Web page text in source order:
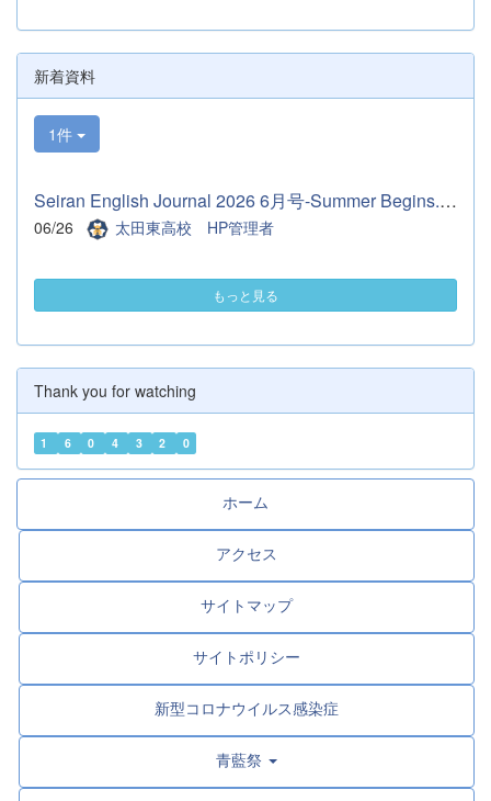
（令和９年度入学者選抜について、
学校概要、進路状況およびキャリア教育について)
（３）生徒による学校紹介（学校生活、
学習、部活動について） （４）質疑応答
５ 申込方法 （１）参加を希望する生徒又は保護者
が直接、本校...
た。 間近に迫った高校総体を前に、選手そ
れぞれが成果と課題を見つけることができ、
普段の練習では味わえない貴重な経験を積む
ことができました。今回の経験を糧に、次の
大会へ向けて部員一丸となって練習に励んで
まいります。 最後になりますが、大会の
運営に携わっていただいた関係者の皆様、応
ありがとうございました。
新着資料
1件
Seiran English Journal 2026 6月号-Summer Begins.pdf
06/26 太田東高校 HP管理者
もっと見る
Thank you for watching
1 6 0 4 3 2 0
ホーム
アクセス
サイトマップ
サイトポリシー
新型コロナウイルス感染症
青藍祭